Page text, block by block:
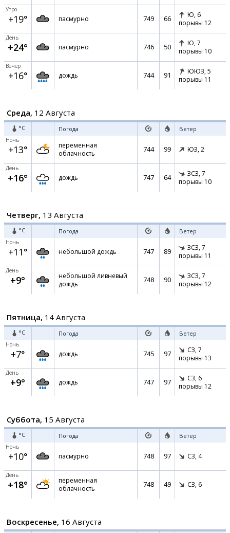
Утро
+19° пасмурно 749 66 Ю, 6
порывы 12
День
+24° пасмурно 746 50 Ю, 7
порывы 10
Вечер
+16° дождь 744 91 ЮЮЗ, 5
порывы 11
Среда, 12 Августа
°C Погода Ветер
Ночь
+13°
переменная
облачность
744 99 ЮЗ, 2
День
+16° дождь 747 64 ЗСЗ, 7
порывы 10
Четверг, 13 Августа
°C Погода Ветер
Ночь
+11° небольшой дождь 747 89 ЗСЗ, 7
порывы 11
День
+9°
небольшой ливневый
дождь
748 90 ЗСЗ, 7
порывы 12
Пятница, 14 Августа
°C Погода Ветер
Ночь
+7° дождь 745 97 СЗ, 7
порывы 13
День
+9° дождь 747 97 СЗ, 6
порывы 12
Суббота, 15 Августа
°C Погода Ветер
Ночь
+10° пасмурно 748 97 СЗ, 4
День
+18°
переменная
облачность
748 49 СЗ, 6
Воскресенье, 16 Августа